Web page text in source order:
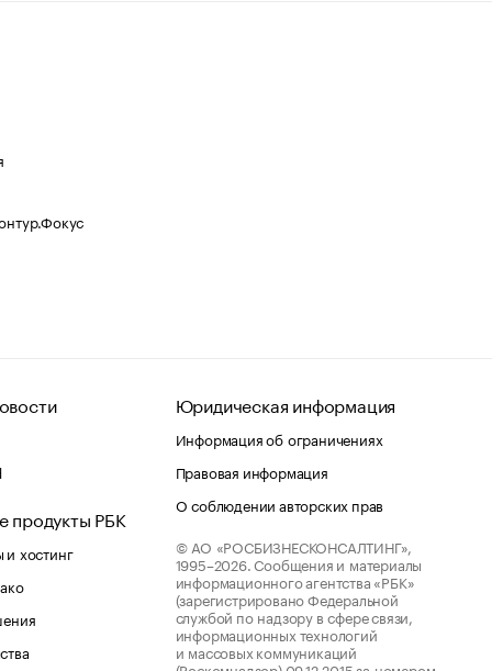
продукты РБК
хостинг
Юридическая информация
Информация об ограничениях
Правовая информация
О соблюдении авторских прав
© АО «РОСБИЗНЕСКОНСАЛТИНГ»,
1995–2026. Сообщения и материалы
информационного агентства «РБК»
(зарегистрировано Федеральной
службой по надзору в сфере связи,
информационных технологий
и массовых коммуникаций